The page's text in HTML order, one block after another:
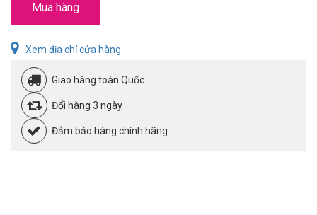
Mua hàng
Xem địa chỉ cửa hàng
Giao hàng toàn Quốc
Đổi hàng 3 ngày
Đảm bảo hàng chính hãng